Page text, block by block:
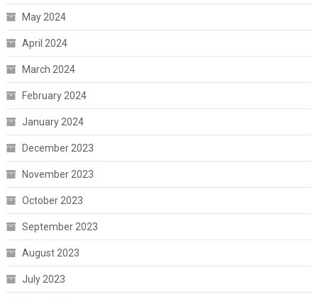
May 2024
April 2024
March 2024
February 2024
January 2024
December 2023
November 2023
October 2023
September 2023
August 2023
July 2023